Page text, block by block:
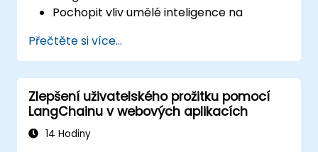
Pochopit vliv umělé inteligence na
Vypracovat strategie pro vytváření
spravedlivých a transparentních
systémů založených na AI.
Začlenit etické směrnice do projektů
využívajících LangChain.
Přečtěte si více...
Zlepšení uživatelského prožitku pomocí
LangChainu v webových aplikacích
14 Hodiny